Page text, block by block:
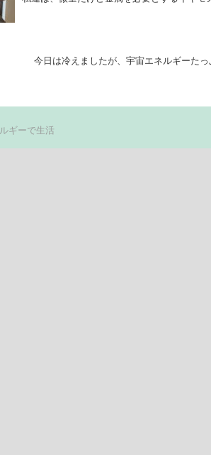
今日は冷えましたが、宇宙エネルギーた
ギーで生活